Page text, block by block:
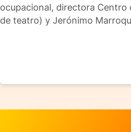
ocupacional, directora Centro
de teatro) y Jerónimo